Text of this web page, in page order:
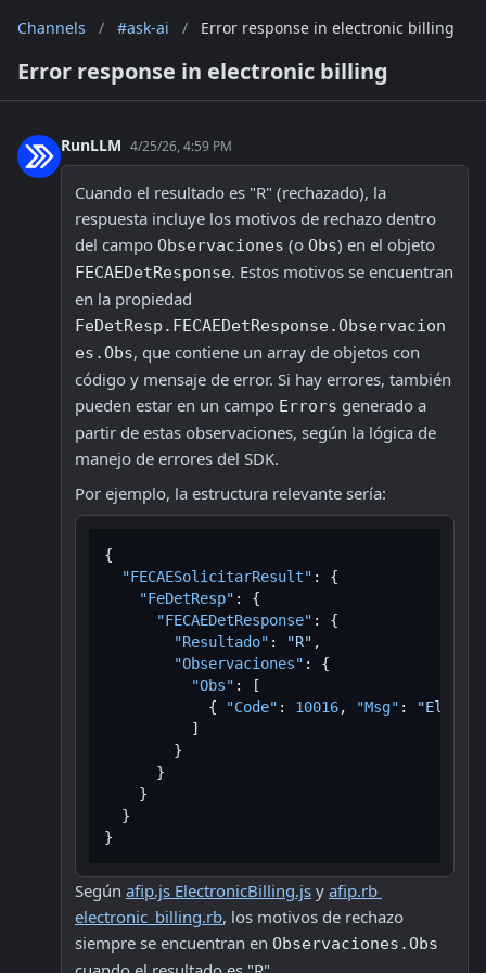
Channels / #ask-ai / Error response in electronic billing
Error response in electronic billing
RunLLM 4/25/26, 4:59 PM
Cuando el resultado es "R" (rechazado), la
respuesta incluye los motivos de rechazo dentro
del campo Observaciones (o Obs
FECAEDetResponse. Estos motivos se encuentran
FeDetResp.FECAEDetResponse.Observacion
es.Obs, que contiene un array de objetos con
código y mensaje de error. Si hay errores, también
pueden estar en un campo Errors generado a
partir de estas observaciones, según la lógica de
manejo de errores del SDK.
Por ejemplo, la estructura relevante sería:
{
"FECAESolicitarResult" :
{
"FeDetResp" :
{
"FECAEDetResponse" :
{
"Resultado" : "R" ,
"Observaciones" :
{
"Obs" :
[
{
"Code" : 10016, "Msg" :
"El
]
}
}
}
}
}
Según afip.js ElectronicBilling.js y afip.rb
electronic_billing.rb, los motivos de rechazo
siempre se encuentran en Observaciones.Obs